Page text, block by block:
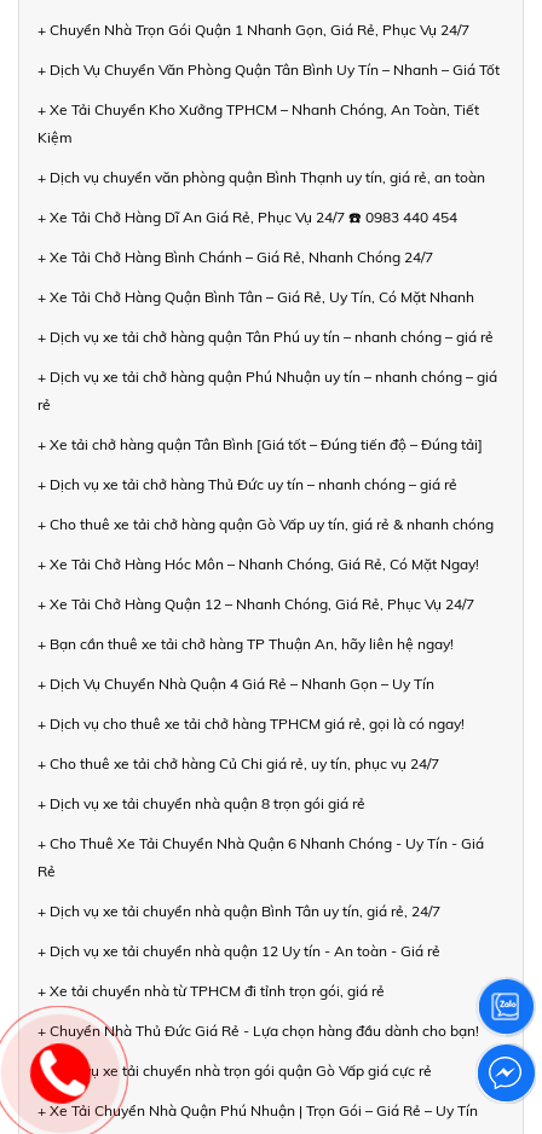
+ Chuyển Nhà Trọn Gói Quận 1 Nhanh Gọn, Giá Rẻ, Phục Vụ 24/7
+ Dịch Vụ Chuyển Văn Phòng Quận Tân Bình Uy Tín – Nhanh – Giá Tốt
+ Xe Tải Chuyển Kho Xưởng TPHCM – Nhanh Chóng, An Toàn, Tiết
Kiệm
+ Dịch vụ chuyển văn phòng quận Bình Thạnh uy tín, giá rẻ, an toàn
+ Xe Tải Chở Hàng Dĩ An Giá Rẻ, Phục Vụ 24/7 ☎️ 0983 440 454
+ Xe Tải Chở Hàng Bình Chánh – Giá Rẻ, Nhanh Chóng 24/7
+ Xe Tải Chở Hàng Quận Bình Tân – Giá Rẻ, Uy Tín, Có Mặt Nhanh
+ Dịch vụ xe tải chở hàng quận Tân Phú uy tín – nhanh chóng – giá rẻ
+ Dịch vụ xe tải chở hàng quận Phú Nhuận uy tín – nhanh chóng – giá
rẻ
+ Xe tải chở hàng quận Tân Bình [Giá tốt – Đúng tiến độ – Đúng tải]
+ Dịch vụ xe tải chở hàng Thủ Đức uy tín – nhanh chóng – giá rẻ
+ Cho thuê xe tải chở hàng quận Gò Vấp uy tín, giá rẻ & nhanh chóng
+ Xe Tải Chở Hàng Hóc Môn – Nhanh Chóng, Giá Rẻ, Có Mặt Ngay!
+ Xe Tải Chở Hàng Quận 12 – Nhanh Chóng, Giá Rẻ, Phục Vụ 24/7
+ Bạn cần thuê xe tải chở hàng TP Thuận An, hãy liên hệ ngay!
+ Dịch Vụ Chuyển Nhà Quận 4 Giá Rẻ – Nhanh Gọn – Uy Tín
+ Dịch vụ cho thuê xe tải chở hàng TPHCM giá rẻ, gọi là có ngay!
+ Cho thuê xe tải chở hàng Củ Chi giá rẻ, uy tín, phục vụ 24/7
+ Dịch vụ xe tải chuyển nhà quận 8 trọn gói giá rẻ
+ Cho Thuê Xe Tải Chuyển Nhà Quận 6 Nhanh Chóng - Uy Tín - Giá
Rẻ
+ Dịch vụ xe tải chuyển nhà quận Bình Tân uy tín, giá rẻ, 24/7
+ Dịch vụ xe tải chuyển nhà quận 12 Uy tín - An toàn - Giá rẻ
+ Xe tải chuyển nhà từ TPHCM đi tỉnh trọn gói, giá rẻ
+ Chuyển Nhà Thủ Đức Giá Rẻ - Lựa chọn hàng đầu dành cho bạn!
+ Dịch vụ xe tải chuyển nhà trọn gói quận Gò Vấp giá cực rẻ
+ Xe Tải Chuyển Nhà Quận Phú Nhuận | Trọn Gói – Giá Rẻ – Uy Tín